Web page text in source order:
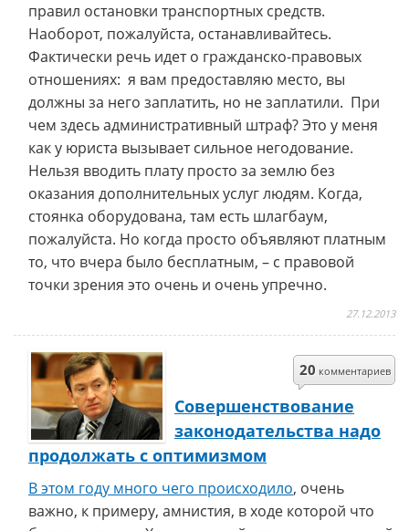
правил остановки транспортных средств.
Наоборот, пожалуйста, останавливайтесь.
Фактически речь идет о гражданско-правовых
отношениях: я вам предоставляю место, вы
должны за него заплатить, но не заплатили. При
чем здесь административный штраф? Это у меня
как у юриста вызывает сильное негодование.
Нельзя вводить плату просто за землю без
оказания дополнительных услуг людям. Когда,
стоянка оборудована, там есть шлагбаум,
пожалуйста. Но когда просто объявляют платным
то, что вчера было бесплатным, – с правовой
точки зрения это очень и очень упречно.
27.12.2013
20 комментариев
Совершенствование
законодательства надо
продолжать с оптимизмом
В этом году много чего происходило, очень
важно, к примеру, амнистия, в ходе которой что